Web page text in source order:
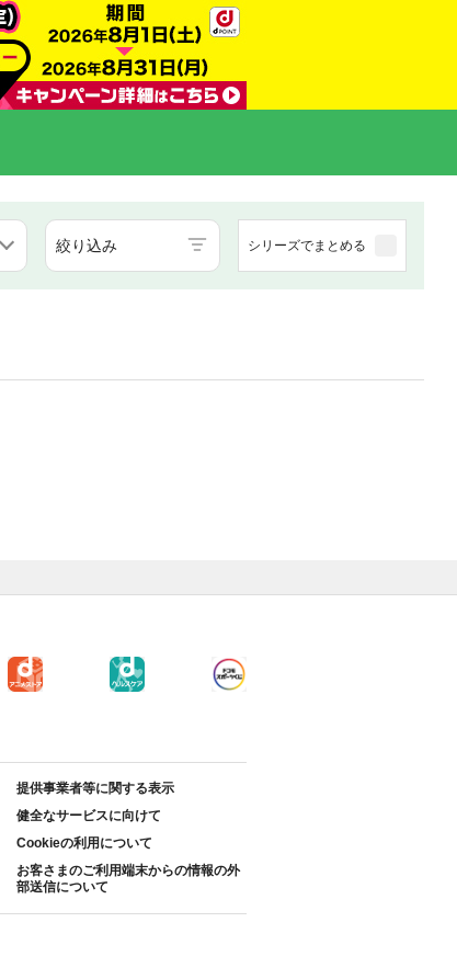
絞り込み シリーズでまとめる
提供事業者等に関する表示
健全なサービスに向けて
Cookieの利用について
お客さまのご利用端末からの情報の外
部送信について